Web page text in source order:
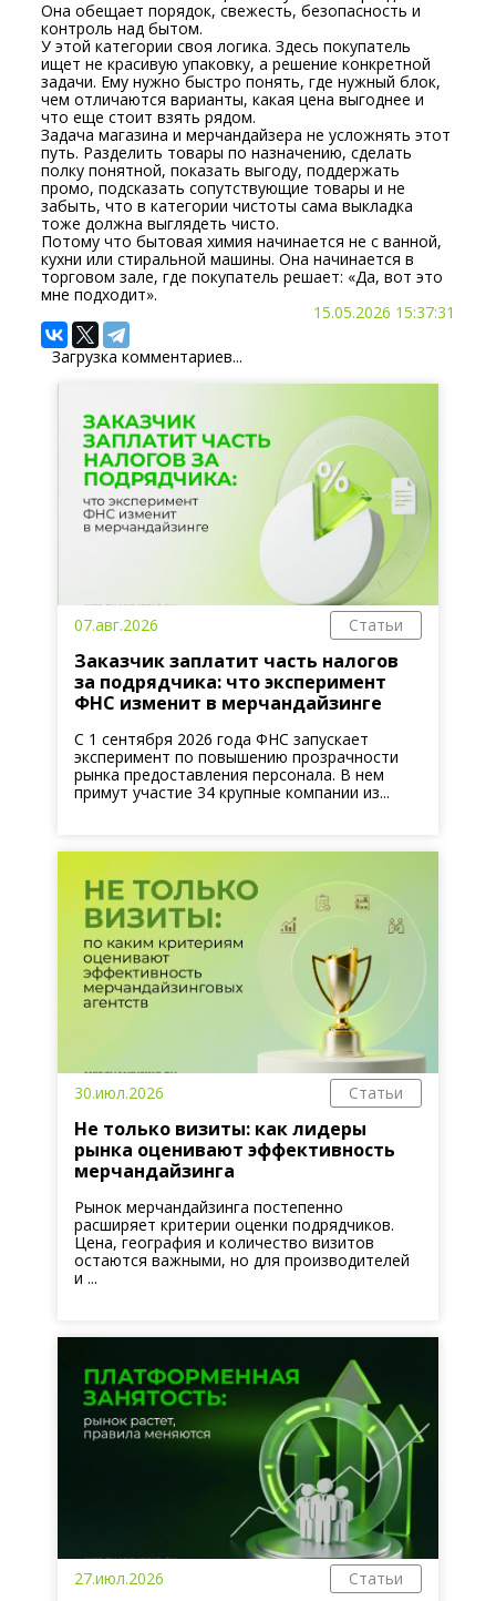
Она обещает порядок, свежесть, безопасность и
контроль над бытом.
У этой категории своя логика. Здесь покупатель
ищет не красивую упаковку, а решение конкретной
задачи. Ему нужно быстро понять, где нужный блок,
чем отличаются варианты, какая цена выгоднее и
что еще стоит взять рядом.
Задача магазина и мерчандайзера не усложнять этот
путь. Разделить товары по назначению, сделать
полку понятной, показать выгоду, поддержать
промо, подсказать сопутствующие товары и не
забыть, что в категории чистоты сама выкладка
тоже должна выглядеть чисто.
Потому что бытовая химия начинается не с ванной,
кухни или стиральной машины. Она начинается в
торговом зале, где покупатель решает: «Да, вот это
мне подходит».
15.05.2026 15:37:31
Загрузка комментариев...
07.авг.2026 Статьи
Заказчик заплатит часть налогов
за подрядчика: что эксперимент
ФНС изменит в мерчандайзинге
С 1 сентября 2026 года ФНС запускает
эксперимент по повышению прозрачности
рынка предоставления персонала. В нем
примут участие 34 крупные компании из...
30.июл.2026 Статьи
Не только визиты: как лидеры
рынка оценивают эффективность
мерчандайзинга
Рынок мерчандайзинга постепенно
расширяет критерии оценки подрядчиков.
Цена, география и количество визитов
остаются важными, но для производителей
и ...
27.июл.2026 Статьи